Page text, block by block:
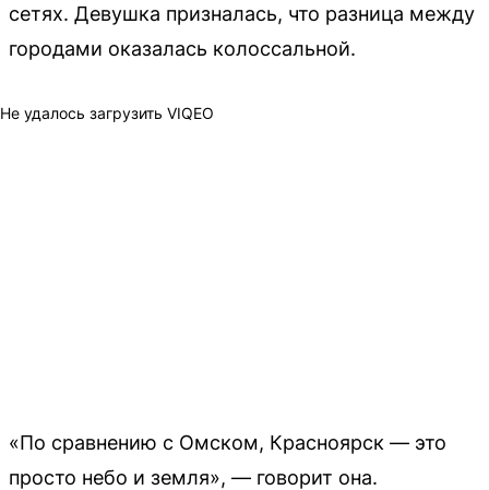
сетях. Девушка призналась, что разница между
городами оказалась колоссальной.
Не удалось загрузить VIQEO
«По сравнению с Омском, Красноярск — это
просто небо и земля», — говорит она.